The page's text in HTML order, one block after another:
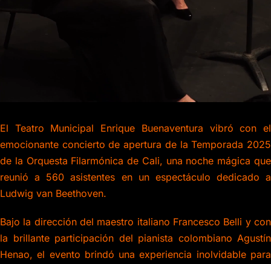
El Teatro Municipal Enrique Buenaventura vibró con el
emocionante concierto de apertura de la Temporada 2025
de la Orquesta Filarmónica de Cali, una noche mágica que
reunió a 560 asistentes en un espectáculo dedicado a
Ludwig van Beethoven.
Bajo la dirección del maestro italiano Francesco Belli y con
la brillante participación del pianista colombiano Agustín
Henao, el evento brindó una experiencia inolvidable para